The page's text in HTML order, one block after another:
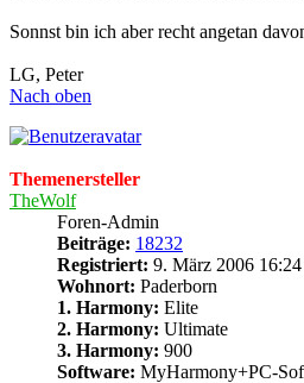
Sonnst bin ich aber recht angetan
LG, Peter
Nach oben
Themenersteller
TheWolf
Foren-Admin
Beiträge: 18232
Registriert: 9. März 2006 16:24
Wohnort: Paderborn
1. Harmony: Elite
2. Harmony: Ultimate
3. Harmony: 900
Software: MyHarmony+PC-